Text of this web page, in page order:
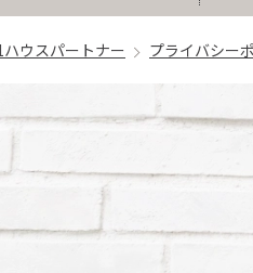
ウスパートナー プライバシー